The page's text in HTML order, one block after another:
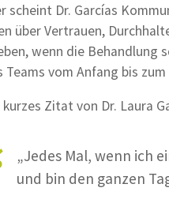
scheint Dr. Garcías
über Vertrauen,
wenn die Behandlung
Teams vom Anfang bis
kurzes Zitat von Dr. Laura
„Jedes Mal, wenn ich
und bin den ganzen